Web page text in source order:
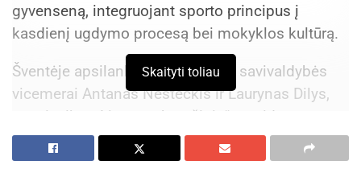
gyvenseną, integruojant sporto principus į
kasdienį ugdymo procesą bei mokyklos kultūrą.
Šventėje apsilankė Kauno rajono savivaldybės
vicemerai Antanas Nesteckis ir Laurynas Dilys,
asociacijos „Lietuvos krepšinis“ prezidentas
Mindaugas Balčiūnas bei krepšinio legendos
Valdemaras Chomičius ir Virginijus Praškevičius.
Skaityti toliau